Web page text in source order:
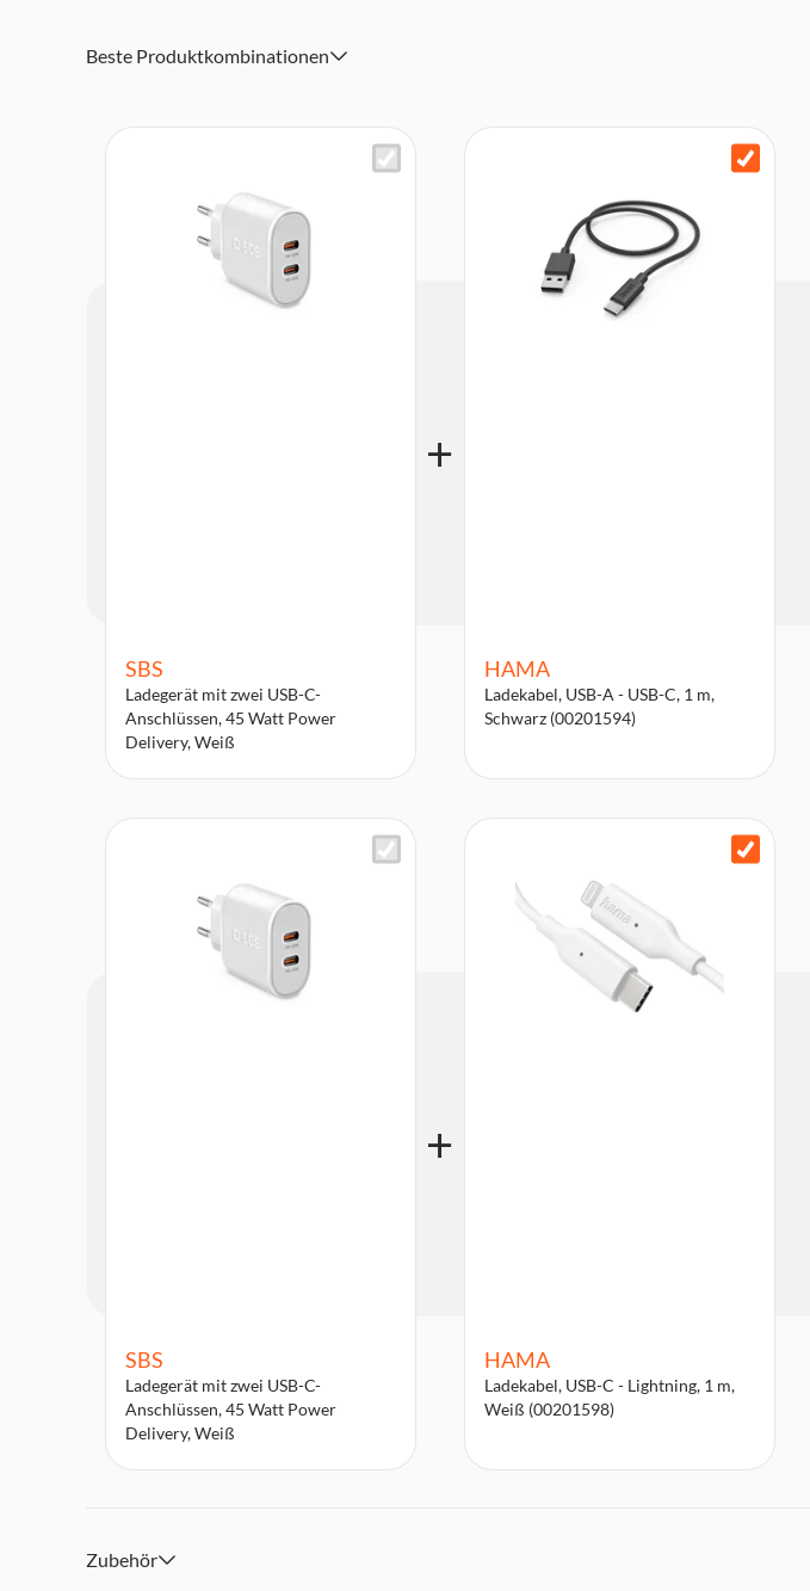
Beste Produktkombinationen
SBS
Ladegerät mit zwei USB-C-
Anschlüssen, 45 Watt Power
Delivery, Weiß
HAMA
Ladekabel, USB-A - USB-C, 1 m,
Schwarz (00201594)
SBS
Ladegerät mit zwei USB-C-
Anschlüssen, 45 Watt Power
Delivery, Weiß
HAMA
Ladekabel, USB-C - Lightning, 1 m,
Weiß (00201598)
Zubehör